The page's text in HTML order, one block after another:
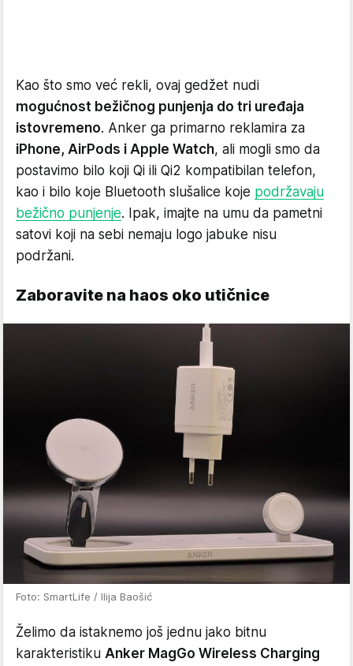
Kao što smo već rekli, ovaj gedžet nudi
mogućnost bežičnog punjenja do tri uređaja
istovremeno. Anker ga primarno reklamira za
iPhone, AirPods i Apple Watch, ali mogli smo da
postavimo bilo koji Qi ili Qi2 kompatibilan telefon,
kao i bilo koje Bluetooth slušalice koje podržavaju
bežično punjenje. Ipak, imajte na umu da pametni
satovi koji na sebi nemaju logo jabuke nisu
podržani.
Zaboravite na haos oko utičnice
Foto: SmartLife / Ilija Baošić
Želimo da istaknemo još jednu jako bitnu
karakteristiku Anker MagGo Wireless Charging